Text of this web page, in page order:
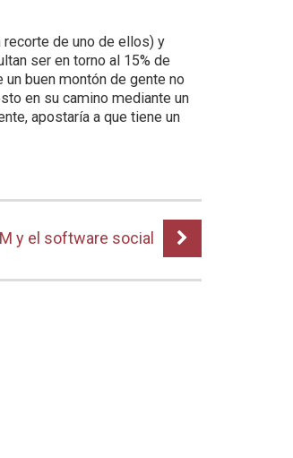
recorte de uno de ellos) y
ser en torno al 15% de
buen montón de gente no
en su camino mediante un
apostaría a que tiene un
y el software social